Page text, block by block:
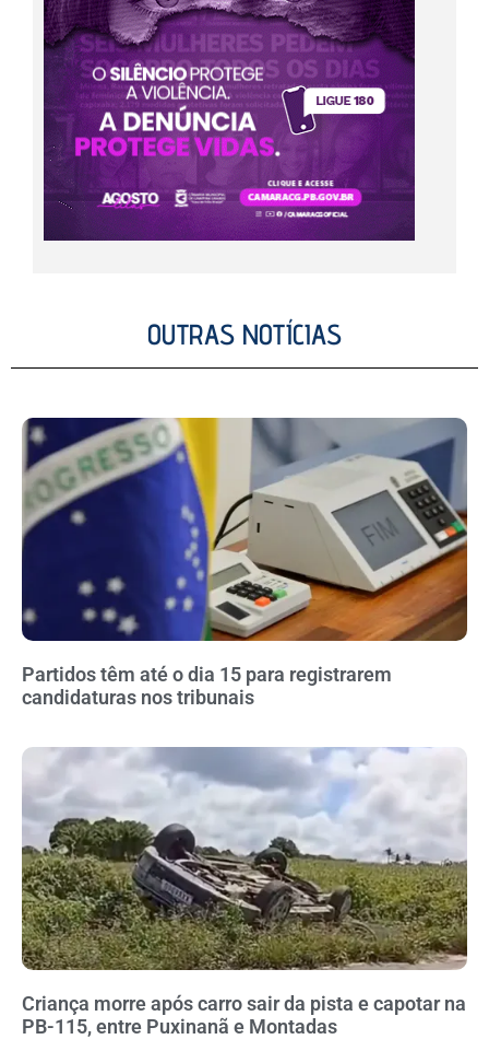
OUTRAS NOTÍCIAS
Partidos têm até o dia 15 para registrarem
candidaturas nos tribunais
Criança morre após carro sair da pista e capotar na
PB-115, entre Puxinanã e Montadas